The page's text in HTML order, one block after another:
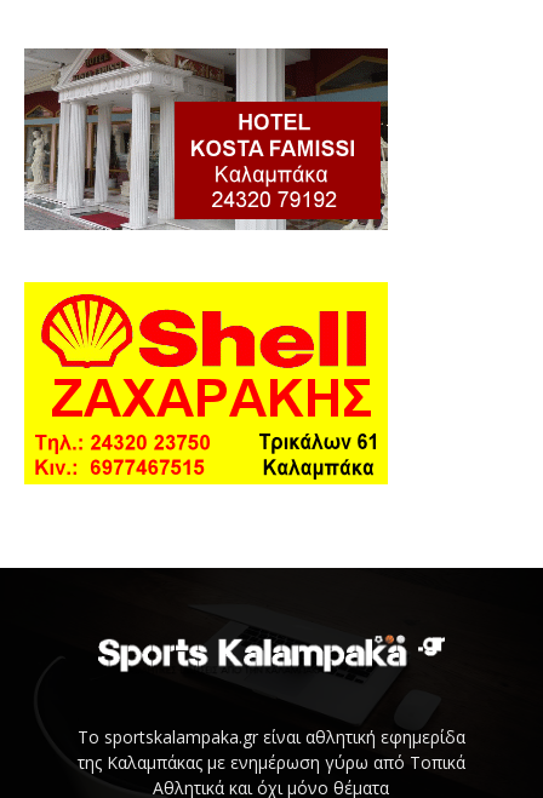
Το sportskalampaka.gr είναι αθλητική εφημερίδα
της Καλαμπάκας με ενημέρωση γύρω από Τοπικά
Αθλητικά και όχι μόνο θέματα